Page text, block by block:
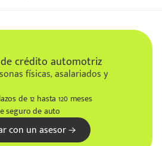
crédito automotriz
físicas, asalariados y
de 12 hasta 120 meses
seguro de auto
con un asesor